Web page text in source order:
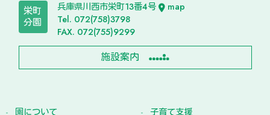
栄町
分園
兵庫県川西市栄町13番4号
map
Tel. 072(758)3798
FAX. 072(755)9299
施設案内
園について 子育て支援